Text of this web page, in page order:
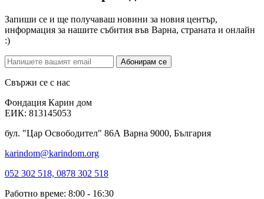
Запиши се и ще получаваш новини за новия център,
информация за нашите събития във Варна, страната и онлайн
:)
Абонирам се
Свържи се с нас
Фондация Карин дом
ЕИК: 813145053
бул. "Цар Освободител" 86А Варна 9000, България
karindom@karindom.org
052 302 518, 0878 302 518
Работно време: 8:00 - 16:30